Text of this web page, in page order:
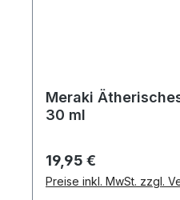
Meraki
30 ml
Regulärer Preis:
19,95 €
Preise inkl. MwSt. zzgl.